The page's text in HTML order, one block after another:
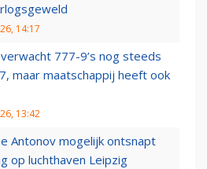
14:17
777-9’s nog steeds
maar maatschappij heeft ook
13:42
Antonov mogelijk ontsnapt
op luchthaven Leipzig